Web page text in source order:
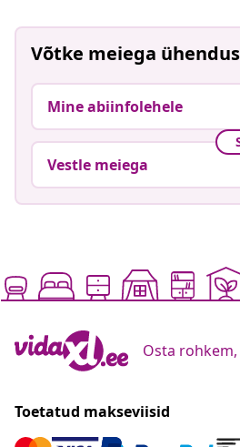
Võtke meiega
Mine abiinfolehele
Vestle meiega
Osta
Toetatud makseviisid